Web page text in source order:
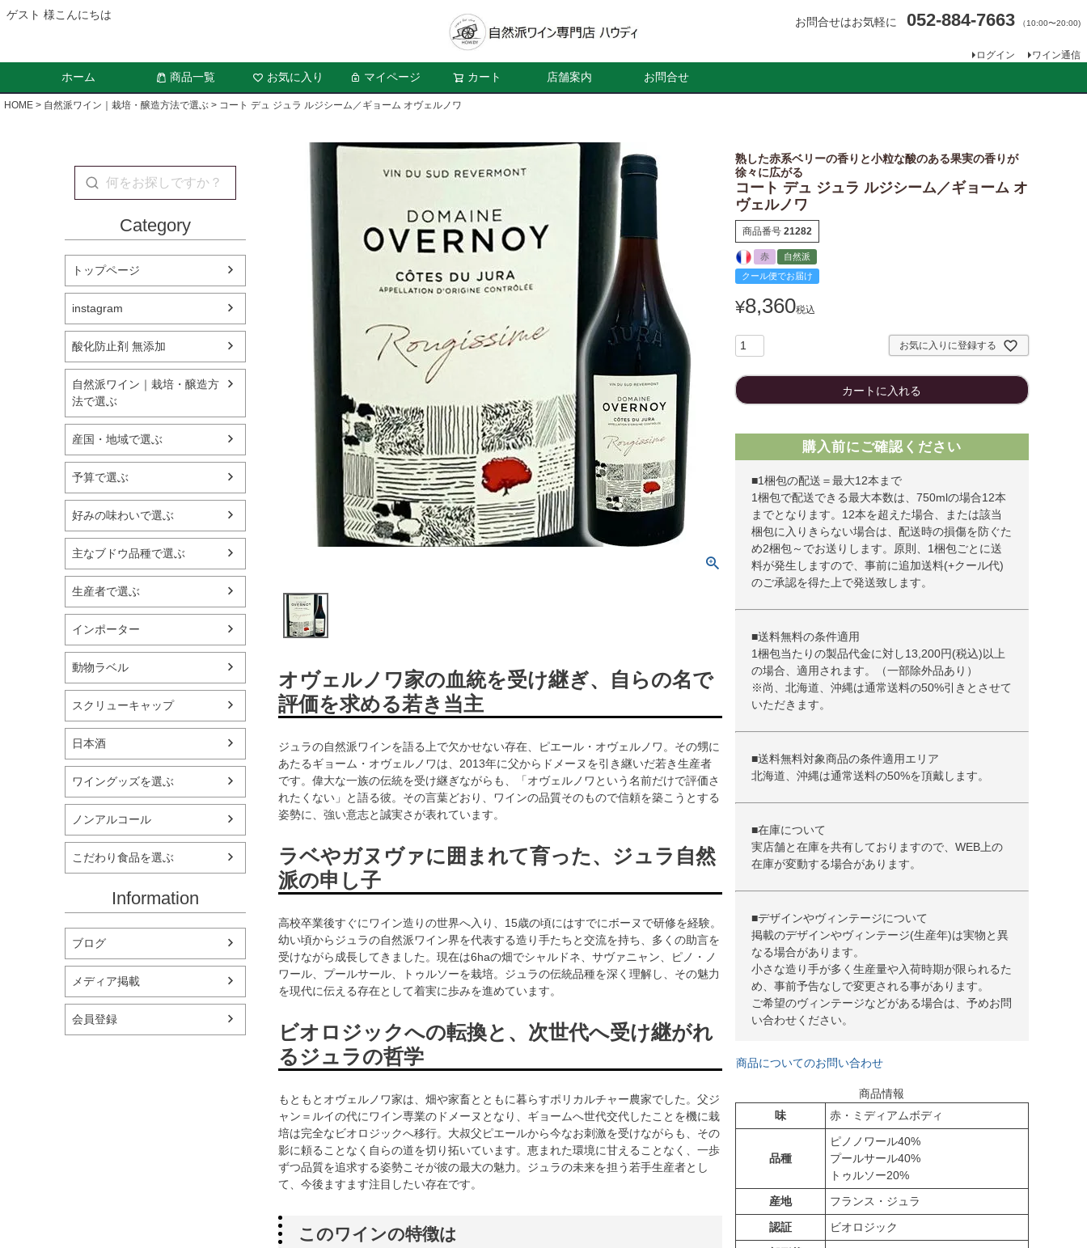
ゲスト 様こんにちは
お問合せはお気軽に 052-884-7663 （10:00〜20:00)
ログイン ワイン通信
ホーム 商品一覧 お気に入り マイページ カート 店舗案内 お問合せ
HOME 自然派ワイン｜栽培・醸造方法で選ぶ コート デュ ジュラ ルジシーム／ギョーム オヴェルノワ
Category
トップページ
instagram
酸化防止剤 無添加
自然派ワイン｜栽培・醸造方
法で選ぶ
産国・地域で選ぶ
予算で選ぶ
好みの味わいで選ぶ
主なブドウ品種で選ぶ
生産者で選ぶ
インポーター
動物ラベル
スクリューキャップ
日本酒
ワイングッズを選ぶ
ノンアルコール
こだわり食品を選ぶ
Information
ブログ
メディア掲載
会員登録
オヴェルノワ家の血統を受け継ぎ、自らの名で
評価を求める若き当主
ジュラの自然派ワインを語る上で欠かせない存在、ピエール・オヴェルノワ。その甥に
あたるギョーム・オヴェルノワは、2013年に父からドメーヌを引き継いだ若き生産者
です。偉大な一族の伝統を受け継ぎながらも、「オヴェルノワという名前だけで評価さ
れたくない」と語る彼。その言葉どおり、ワインの品質そのもので信頼を築こうとする
姿勢に、強い意志と誠実さが表れています。
ラベやガヌヴァに囲まれて育った、ジュラ自然
派の申し子
高校卒業後すぐにワイン造りの世界へ入り、15歳の頃にはすでにボーヌで研修を経験。
幼い頃からジュラの自然派ワイン界を代表する造り手たちと交流を持ち、多くの助言を
受けながら成長してきました。現在は6haの畑でシャルドネ、サヴァニャン、ピノ・ノ
ワール、プールサール、トゥルソーを栽培。ジュラの伝統品種を深く理解し、その魅力
を現代に伝える存在として着実に歩みを進めています。
ビオロジックへの転換と、次世代へ受け継がれ
るジュラの哲学
もともとオヴェルノワ家は、畑や家畜とともに暮らすポリカルチャー農家でした。父ジ
ャン＝ルイの代にワイン専業のドメーヌとなり、ギョームへ世代交代したことを機に栽
培は完全なビオロジックへ移行。大叔父ピエールから今なお刺激を受けながらも、その
影に頼ることなく自らの道を切り拓いています。恵まれた環境に甘えることなく、一歩
ずつ品質を追求する姿勢こそが彼の最大の魅力。ジュラの未来を担う若手生産者とし
て、今後ますます注目したい存在です。
このワインの特徴は
熟した赤系ベリーの香りと小粒な酸のある果実の香りが
徐々に広がる
コート デュ ジュラ ルジシーム／ギョーム オ
ヴェルノワ
商品番号 21282
赤
自然派
クール便でお届け
¥8,360税込
お気に入りに登録する
カートに入れる
購入前にご確認ください
■1梱包の配送＝最大12本まで
1梱包で配送できる最大本数は、750mlの場合12本
までとなります。12本を超えた場合、または該当
梱包に入りきらない場合は、配送時の損傷を防ぐた
め2梱包～でお送りします。原則、1梱包ごとに送
料が発生しますので、事前に追加送料(+クール代)
のご承認を得た上で発送致します。
■送料無料の条件適用
1梱包当たりの製品代金に対し13,200円(税込)以上
の場合、適用されます。（一部除外品あり）
※尚、北海道、沖縄は通常送料の50%引きとさせて
いただきます。
■送料無料対象商品の条件適用エリア
北海道、沖縄は通常送料の50%を頂戴します。
■在庫について
実店舗と在庫を共有しておりますので、WEB上の
在庫が変動する場合があります。
■デザインやヴィンテージについて
掲載のデザインやヴィンテージ(生産年)は実物と異
なる場合があります。
小さな造り手が多く生産量や入荷時期が限られるた
め、事前予告なしで変更される事があります。
ご希望のヴィンテージなどがある場合は、予めお問
い合わせください。
商品についてのお問い合わせ
商品情報
味
赤・ミディアムボディ
品種
ピノノワール40%
プールサール40%
トゥルソー20%
産地
フランス・ジュラ
認証
ビオロジック